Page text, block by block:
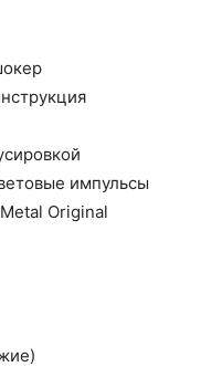
импульсы
Original